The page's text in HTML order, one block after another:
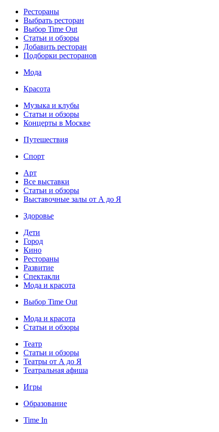
Рестораны
Выбрать ресторан
Выбор Time Out
Статьи и обзоры
Добавить ресторан
Подборки ресторанов
Мода
Красота
Музыка и клубы
Статьи и обзоры
Концерты в Москве
Путешествия
Спорт
Арт
Все выставки
Статьи и обзоры
Выставочные залы от А до Я
Здоровье
Дети
Город
Кино
Рестораны
Развитие
Спектакли
Мода и красота
Выбор Time Out
Мода и красота
Статьи и обзоры
Театр
Статьи и обзоры
Театры от А до Я
Театральная афиша
Игры
Образование
Time In